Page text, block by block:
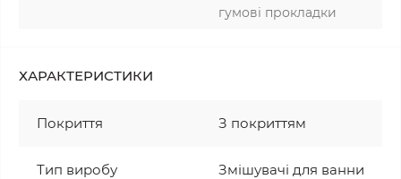
гумові прокладки
ХАРАКТЕРИСТИКИ
Покриття З покриттям
Тип виробу Змішувачі для ванни